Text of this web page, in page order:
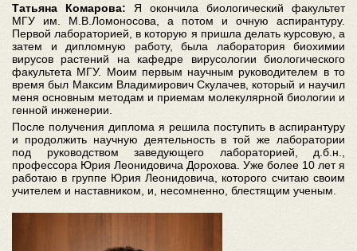
Татьяна Комарова: Я окончила биологический факультет
МГУ им. М.В.Ломоносова, а потом и очную аспирантуру.
Первой лабораторией, в которую я пришла делать курсовую, а
затем и дипломную работу, была лаборатория биохимии
вирусов растений на кафедре вирусологии биологического
факультета МГУ. Моим первым научным руководителем в то
время был Максим Владимирович Скулачев, который и научил
меня основным методам и приемам молекулярной биологии и
генной инженерии.
После получения диплома я решила поступить в аспирантуру
и продолжить научную деятельность в той же лаборатории
под руководством заведующего лабораторией, д.б.н.,
профессора Юрия Леонидовича Дорохова. Уже более 10 лет я
работаю в группе Юрия Леонидовича, которого считаю своим
учителем и наставником, и, несомненно, блестящим ученым.